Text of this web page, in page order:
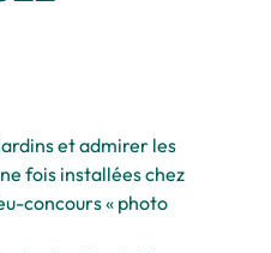
et admirer les
fois installées chez
concours « photo